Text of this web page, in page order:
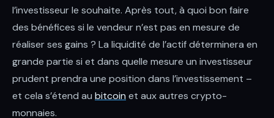
l’investisseur le souhaite. Après tout, à quoi bon faire
des bénéfices si le vendeur n’est pas en mesure de
réaliser ses gains ? La liquidité de l’actif déterminera en
grande partie si et dans quelle mesure un investisseur
prudent prendra une position dans l’investissement –
et cela s’étend au bitcoin et aux autres crypto-
monnaies.